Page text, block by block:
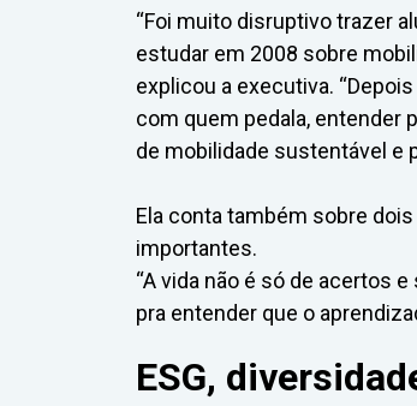
“Foi muito disruptivo trazer
estudar em 2008 sobre
explicou a executiva.
com quem pedala, entender
de mobilidade sustentável e
Ela conta também sobre
importantes.
“A vida não é só de acertos
pra entender que o
ESG,